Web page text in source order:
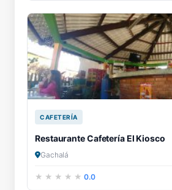
CAFETERÍA
Restaurante Cafetería El Kiosco
Gachalá
0.0